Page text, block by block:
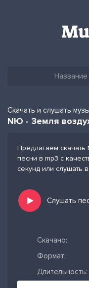
Скачать и слушать
NЮ - Земля
Предлагаем
песни в mp3 с
секунд или слушать
Скачано:
Формат:
Длительность: